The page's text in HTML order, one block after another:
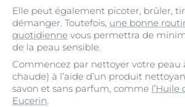
Elle peut également picoter, brûler,
démanger. Toutefois, une bonne
quotidienne vous permettra de
de la peau sensible.
Commencez par nettoyer votre peau
chaude) à l’aide d’un produit
savon et sans parfum, comme l’Huile
Eucerin.